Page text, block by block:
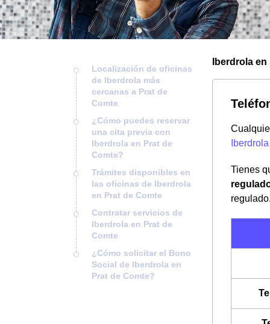
Localización de oficinas
de Iberdrola más
cercanas a Prat de
Comte
¿Cómo puedes reservar
una cita previa con
Iberdrola en Prat de
Comte?
Trámites disponibles en
las oficinas de Iberdrola
en Prat de Comte
Contratar servicios de
Iberdrola en Prat de
Comte
¿Cómo solicitar el Bono
Social de Iberdrola en
Prat de Comte?
Iberdrola
Iberdrola
Tienes